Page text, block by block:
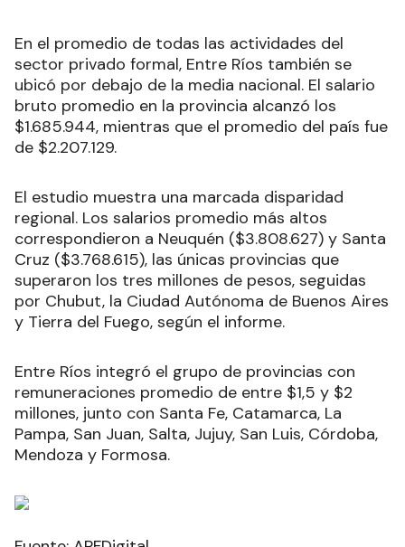
En el promedio de todas las actividades del
sector privado formal, Entre Ríos también se
ubicó por debajo de la media nacional. El salario
bruto promedio en la provincia alcanzó los
$1.685.944, mientras que el promedio del país fue
de $2.207.129.
El estudio muestra una marcada disparidad
regional. Los salarios promedio más altos
correspondieron a Neuquén ($3.808.627) y Santa
Cruz ($3.768.615), las únicas provincias que
superaron los tres millones de pesos, seguidas
por Chubut, la Ciudad Autónoma de Buenos Aires
y Tierra del Fuego, según el informe.
Entre Ríos integró el grupo de provincias con
remuneraciones promedio de entre $1,5 y $2
millones, junto con Santa Fe, Catamarca, La
Pampa, San Juan, Salta, Jujuy, San Luis, Córdoba,
Mendoza y Formosa.